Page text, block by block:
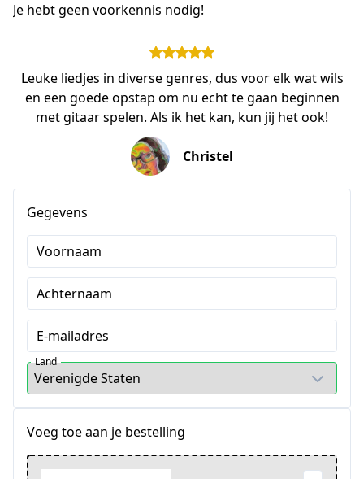
Je hebt geen voorkennis nodig!
Leuke liedjes in diverse genres, dus voor elk wat wils
en een goede opstap om nu echt te gaan beginnen
met gitaar spelen. Als ik het kan, kun jij het ook!
Christel
Gegevens
Voornaam
Achternaam
E-mailadres
Land
Voeg toe aan je bestelling